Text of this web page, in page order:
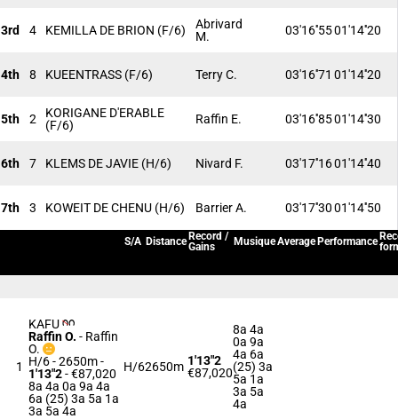
3rd 4 KEMILLA DE BRION (F/6)
Abrivard
M.
03'16''5501'14''20
4th 8 KUEENTRASS (F/6) Terry C. 03'16''71 01'14''20
5th 2
KORIGANE D'ERABLE
(F/6)
Raffin E. 03'16''8501'14''30
6th 7 KLEMS DE JAVIE (H/6) Nivard F. 03'17''1601'14''40
7th 3 KOWEIT DE CHENU (H/6) Barrier A. 03'17''3001'14''50
S/A Distance Record /
Gains
MusiqueAverage Performance
1
KAFU
Raffin O. - Raffin
O.
H/6 - 2650m-
1'13"2- €87,020
8a 4a 0a 9a 4a
6a (25) 3a 5a 1a
3a 5a 4a
H/62650m 1'13"2
€87,020
8a 4a
0a 9a
4a 6a
(25) 3a
5a 1a
3a 5a
4a